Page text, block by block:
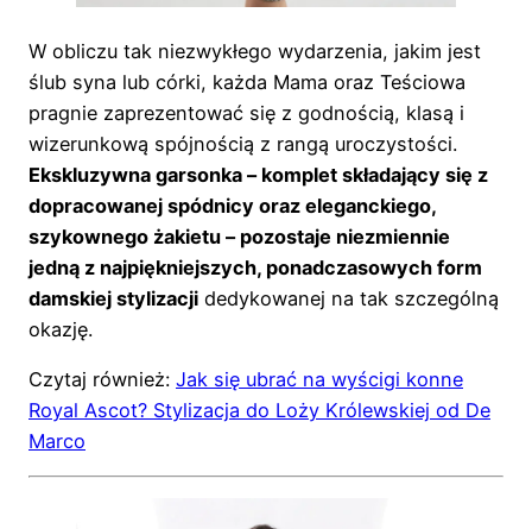
W obliczu tak niezwykłego wydarzenia, jakim jest
ślub syna lub córki, każda Mama oraz Teściowa
pragnie zaprezentować się z godnością, klasą i
wizerunkową spójnością z rangą uroczystości.
Ekskluzywna garsonka – komplet składający się z
dopracowanej spódnicy oraz eleganckiego,
szykownego żakietu – pozostaje niezmiennie
jedną z najpiękniejszych, ponadczasowych form
damskiej stylizacji dedykowanej na tak szczególną
okazję.
Czytaj również: Jak się ubrać na wyścigi konne
Royal Ascot? Stylizacja do Loży Królewskiej od De
Marco